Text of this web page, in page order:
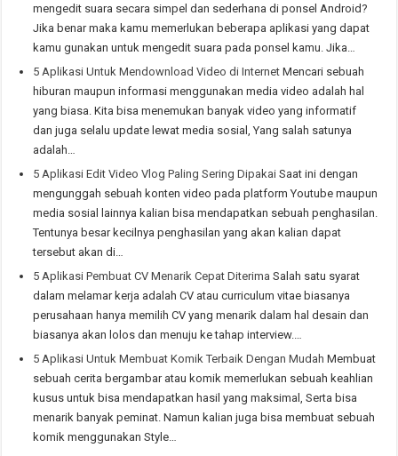
mengedit suara secara simpel dan sederhana di ponsel Android?
Jika benar maka kamu memerlukan beberapa aplikasi yang dapat
kamu gunakan untuk mengedit suara pada ponsel kamu. Jika…
5 Aplikasi Untuk Mendownload Video di Internet Mencari sebuah
hiburan maupun informasi menggunakan media video adalah hal
yang biasa. Kita bisa menemukan banyak video yang informatif
dan juga selalu update lewat media sosial, Yang salah satunya
adalah…
5 Aplikasi Edit Video Vlog Paling Sering Dipakai Saat ini dengan
mengunggah sebuah konten video pada platform Youtube maupun
media sosial lainnya kalian bisa mendapatkan sebuah penghasilan.
Tentunya besar kecilnya penghasilan yang akan kalian dapat
tersebut akan di…
5 Aplikasi Pembuat CV Menarik Cepat Diterima Salah satu syarat
dalam melamar kerja adalah CV atau curriculum vitae biasanya
perusahaan hanya memilih CV yang menarik dalam hal desain dan
biasanya akan lolos dan menuju ke tahap interview.…
5 Aplikasi Untuk Membuat Komik Terbaik Dengan Mudah Membuat
sebuah cerita bergambar atau komik memerlukan sebuah keahlian
kusus untuk bisa mendapatkan hasil yang maksimal, Serta bisa
menarik banyak peminat. Namun kalian juga bisa membuat sebuah
komik menggunakan Style…